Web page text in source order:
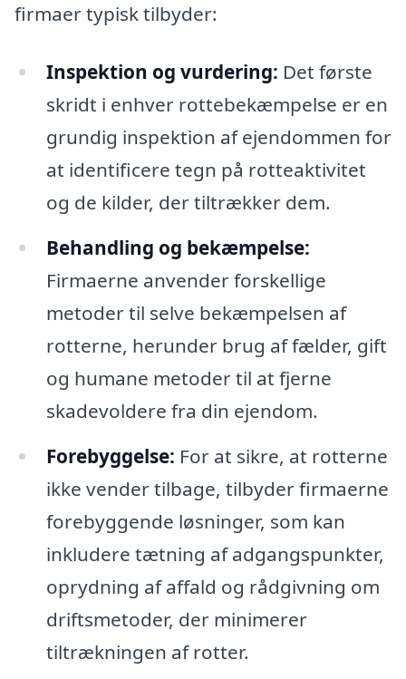
firmaer typisk tilbyder:
Inspektion og vurdering: Det første
skridt i enhver rottebekæmpelse er en
grundig inspektion af ejendommen for
at identificere tegn på rotteaktivitet
og de kilder, der tiltrækker dem.
Behandling og bekæmpelse:
Firmaerne anvender forskellige
metoder til selve bekæmpelsen af
rotterne, herunder brug af fælder, gift
og humane metoder til at fjerne
skadevoldere fra din ejendom.
Forebyggelse: For at sikre, at rotterne
ikke vender tilbage, tilbyder firmaerne
forebyggende løsninger, som kan
inkludere tætning af adgangspunkter,
oprydning af affald og rådgivning om
driftsmetoder, der minimerer
tiltrækningen af rotter.